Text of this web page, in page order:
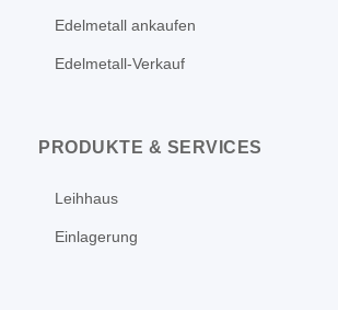
Edelmetall ankaufen
Edelmetall-Verkauf
PRODUKTE & SERVICES
Leihhaus
Einlagerung